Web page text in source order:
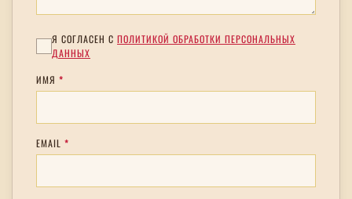
Я СОГЛАСЕН С ПОЛИТИКОЙ ОБРАБОТКИ ПЕРСОНАЛЬНЫХ
ДАННЫХ
ИМЯ *
EMAIL *